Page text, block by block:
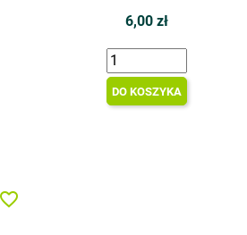
6,00 zł
DO KOSZYKA
favorite_border